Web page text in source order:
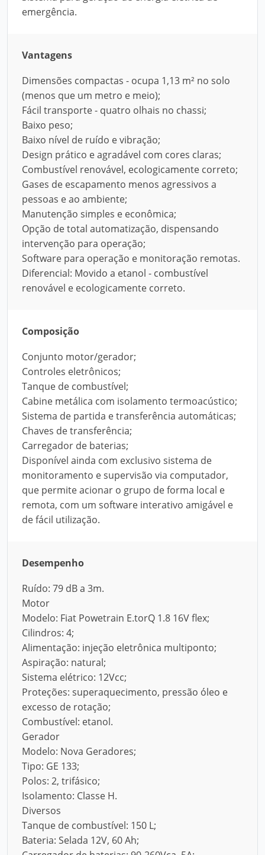
emergência.
Vantagens
Dimensões compactas - ocupa 1,13 m² no solo
(menos que um metro e meio);
Fácil transporte - quatro olhais no chassi;
Baixo peso;
Baixo nível de ruído e vibração;
Design prático e agradável com cores claras;
Combustível renovável, ecologicamente correto;
Gases de escapamento menos agressivos a
pessoas e ao ambiente;
Manutenção simples e econômica;
Opção de total automatização, dispensando
intervenção para operação;
Software para operação e monitoração remotas.
Diferencial: Movido a etanol - combustível
renovável e ecologicamente correto.
Composição
Conjunto motor/gerador;
Controles eletrônicos;
Tanque de combustível;
Cabine metálica com isolamento termoacústico;
Sistema de partida e transferência automáticas;
Chaves de transferência;
Carregador de baterias;
Disponível ainda com exclusivo sistema de
monitoramento e supervisão via computador,
que permite acionar o grupo de forma local e
remota, com um software interativo amigável e
de fácil utilização.
Desempenho
Ruído: 79 dB a 3m.
Motor
Modelo: Fiat Powetrain E.torQ 1.8 16V flex;
Cilindros: 4;
Alimentação: injeção eletrônica multiponto;
Aspiração: natural;
Sistema elétrico: 12Vcc;
Proteções: superaquecimento, pressão óleo e
excesso de rotação;
Combustível: etanol.
Gerador
Modelo: Nova Geradores;
Tipo: GE 133;
Polos: 2, trifásico;
Isolamento: Classe H.
Diversos
Tanque de combustível: 150 L;
Bateria: Selada 12V, 60 Ah;